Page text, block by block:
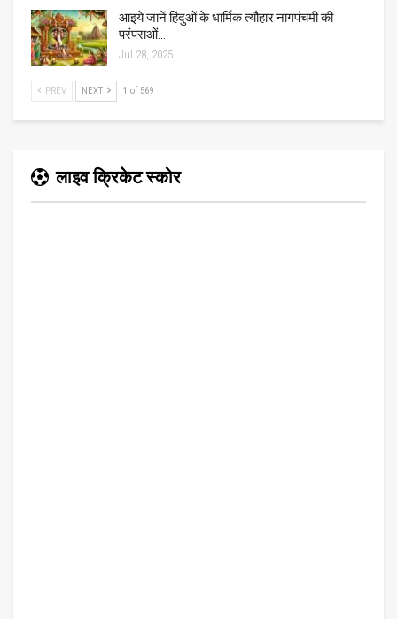
आइये जानें हिंदुओं के धार्मिक त्यौहार नागपंचमी की
परंपराओं…
Jul 28, 2025
PREV NEXT 1 of 569
लाइव क्रिकेट स्कोर